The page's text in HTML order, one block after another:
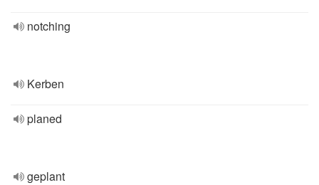
notching
Kerben
planed
geplant